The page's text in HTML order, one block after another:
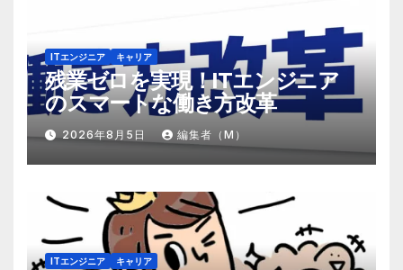
ITエンジニア キャリア
残業ゼロを実現！ITエンジニア
のスマートな働き方改革
2026年8月5日 編集者（M）
ITエンジニア キャリア